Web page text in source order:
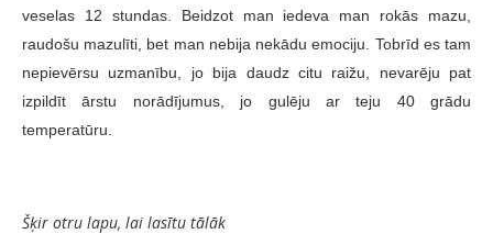
veselas 12 stundas. Beidzot man iedeva man rokās mazu,
raudošu mazulīti, bet man nebija nekādu emociju. Tobrīd es tam
nepievērsu uzmanību, jo bija daudz citu raižu, nevarēju pat
izpildīt ārstu norādījumus, jo gulēju ar teju 40 grādu
temperatūru.
Šķir otru lapu, lai lasītu tālāk